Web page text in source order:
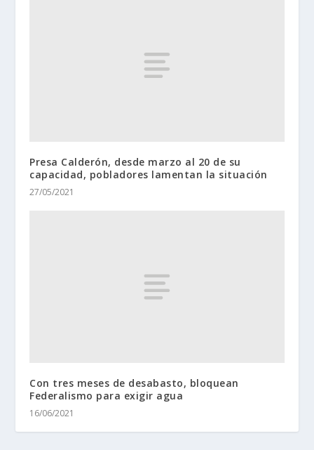
Presa Calderón, desde marzo al 20 de su
capacidad, pobladores lamentan la situación
27/05/2021
Con tres meses de desabasto, bloquean
Federalismo para exigir agua
16/06/2021